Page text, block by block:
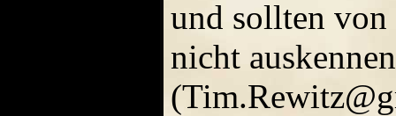
und sollten
nicht